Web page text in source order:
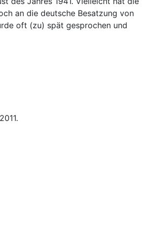
an die deutsche Besatzung von
oft (zu) spät gesprochen und